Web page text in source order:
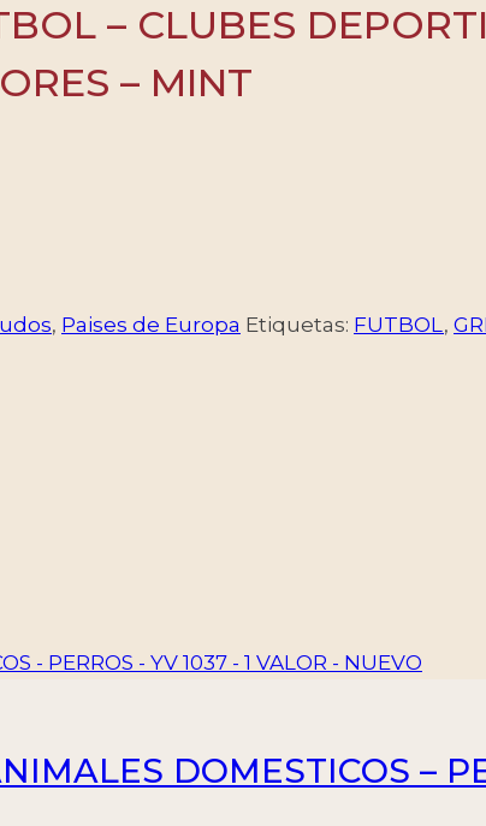
– CLUBES
– MINT
, Paises de Europa Etiquetas: FUTBOL ,
DOMESTICOS –